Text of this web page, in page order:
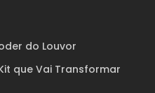
do Louvor
que Vai Transformar